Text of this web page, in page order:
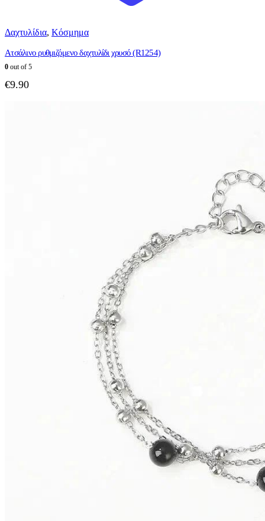
Δαχτυλίδια, Κόσμημα
Ατσάλινο ρυθμιζόμενο δαχτυλίδι χρυσό (R1254)
0 out of 5
€9.90